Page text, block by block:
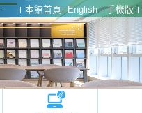
本館首頁 English 手機版